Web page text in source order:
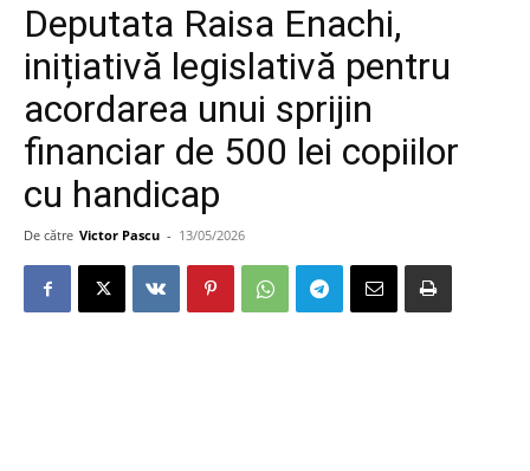
Deputata Raisa Enachi,
inițiativă legislativă pentru
acordarea unui sprijin
financiar de 500 lei copiilor
cu handicap
De către Victor Pascu - 13/05/2026